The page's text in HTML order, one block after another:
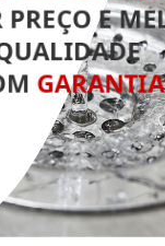
PREÇO E